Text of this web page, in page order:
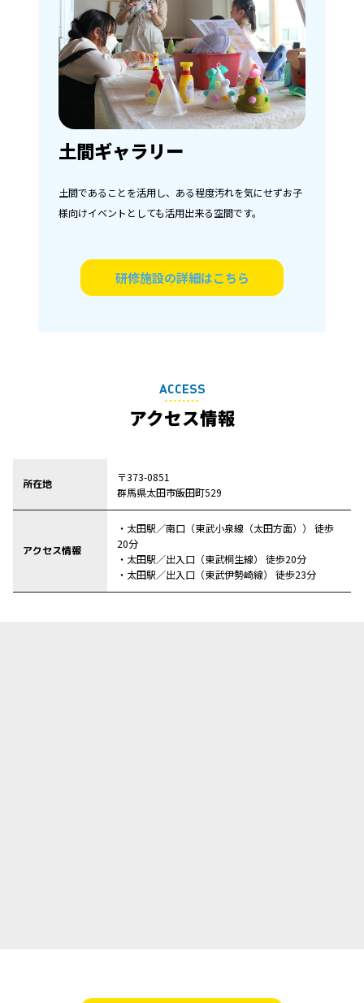
土間ギャラリー
土間であることを活用し、ある程度汚れを気にせずお子
様向けイベントとしても活用出来る空間です。
研修施設の詳細はこちら
ACCESS
アクセス情報
所在地
〒373-0851
群馬県太田市飯田町529
アクセス情報
・太田駅／南口（東武小泉線（太田方面）） 徒歩
20分
・太田駅／出入口（東武桐生線） 徒歩20分
・太田駅／出入口（東武伊勢崎線） 徒歩23分